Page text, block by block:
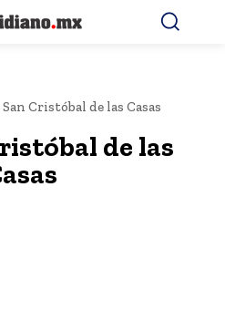
San Cristóbal de las Casas
de las